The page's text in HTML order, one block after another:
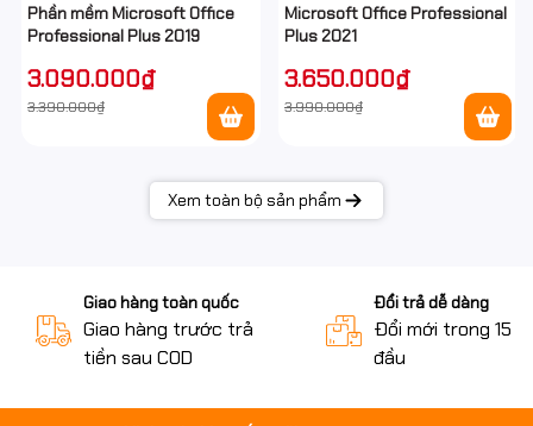
Phần mềm Microsoft Office
Professional Plus 2019
3.090.000₫
3.390.000₫
Microsoft Office Professional
Plus 2021
3.650.000₫
3.990.000₫
Xem toàn bộ sản phẩm
Giao hàng toàn quốc
Giao hàng trước trả
tiền sau COD
Đổi trả dễ dàng
Đổi mới trong 15
đầu